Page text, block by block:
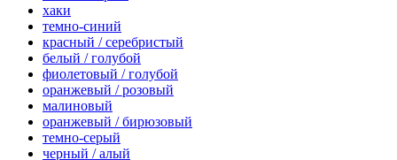
хаки
темно-синий
красный / серебристый
белый / голубой
фиолетовый / голубой
оранжевый / розовый
малиновый
оранжевый / бирюзовый
темно-серый
черный / алый